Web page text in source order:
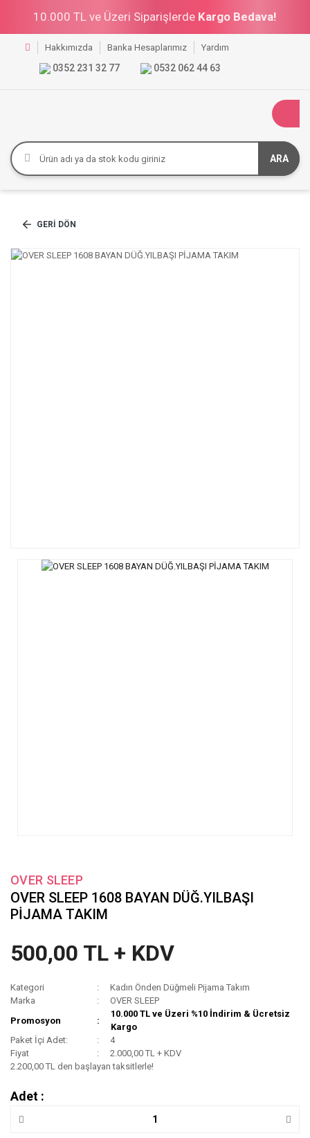
10.000 TL ve Üzeri Siparişlerde Kargo Bedava!
Hakkımızda Banka Hesaplarımız Yardım
0352 231 32 77 0532 062 44 63
ARA
GERI DÖN
OVER SLEEP
OVER SLEEP 1608 BAYAN DÜĞ.YILBAŞI
PİJAMA TAKIM
500,00 TL + KDV
Kategori
Kadın Önden Düğmeli Pijama Takım
Marka
OVER SLEEP
Promosyon
10.000 TL ve Üzeri %10 İndirim & Ücretsiz
Kargo
Paket İçi Adet:
4
Fiyat
2.000,00 TL + KDV
2.200,00 TL den başlayan taksitlerle!
Adet :